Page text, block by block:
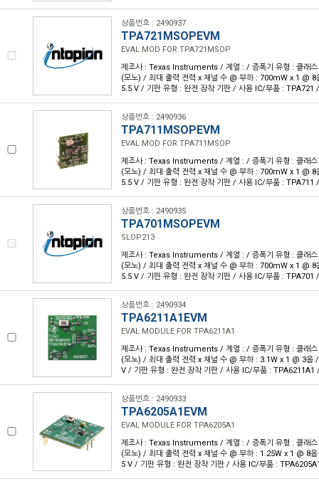
상품번호 : 2490937
TPA721MSOPEVM
EVAL MOD FOR TPA721MSOP
제조사 : Texas Instruments / 계열 : / 증폭기 유형 : 클래스
(모노) / 최대 출력 전력 x 채널 수 @ 부하 : 700mW x 1 @
5.5 V / 기판 유형 : 완전 장착 기판 / 사용 IC/부품 : TPA721
상품번호 : 2490936
TPA711MSOPEVM
EVAL MOD FOR TPA711MSOP
제조사 : Texas Instruments / 계열 : / 증폭기 유형 : 클래스
(모노) / 최대 출력 전력 x 채널 수 @ 부하 : 700mW x 1 @
5.5 V / 기판 유형 : 완전 장착 기판 / 사용 IC/부품 : TPA711
상품번호 : 2490935
TPA701MSOPEVM
SLOP213
제조사 : Texas Instruments / 계열 : / 증폭기 유형 : 클래스
(모노) / 최대 출력 전력 x 채널 수 @ 부하 : 700mW x 1 @
5.5 V / 기판 유형 : 완전 장착 기판 / 사용 IC/부품 : TPA701
상품번호 : 2490934
TPA6211A1EVM
EVAL MODULE FOR TPA6211A1
제조사 : Texas Instruments / 계열 : / 증폭기 유형 : 클래스
(모노) / 최대 출력 전력 x 채널 수 @ 부하 : 3.1W x 1 @ 3옴
V / 기판 유형 : 완전 장착 기판 / 사용 IC/부품 : TPA6211A1
상품번호 : 2490933
TPA6205A1EVM
EVAL MODULE FOR TPA6205A1
제조사 : Texas Instruments / 계열 : / 증폭기 유형 : 클래스
(모노) / 최대 출력 전력 x 채널 수 @ 부하 : 1.25W x 1 @ 8
5 V / 기판 유형 : 완전 장착 기판 / 사용 IC/부품 :